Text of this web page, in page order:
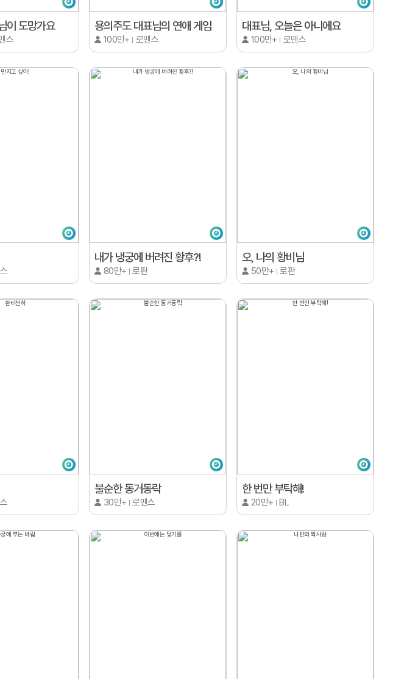
이 도망가요
스
용의주도 대표님의 연애 게임
100만+ 로맨스
대표님, 오늘은 아니에요
100만+ 로맨스
내가 냉궁에 버려진 황후?!
80만+ 로판
오, 나의 황비님
50만+ 로판
불순한 동거동락
30만+ 로맨스
한 번만 부탁해!
20만+ BL